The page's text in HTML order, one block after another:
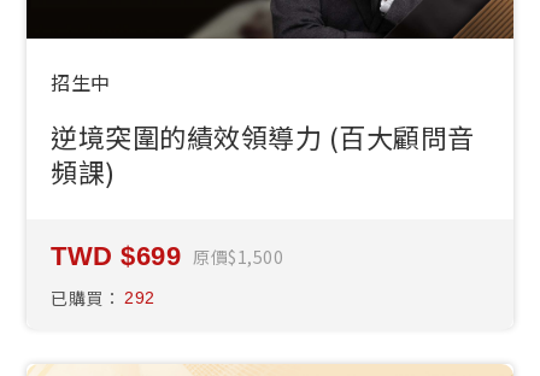
招生中
逆境突圍的績效領導力 (百大顧問音
頻課)
699 原價 1,500
已購買： 292